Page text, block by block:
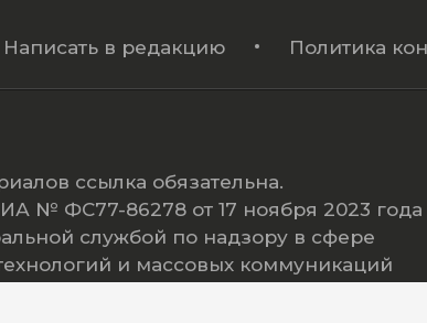
Написать в редакцию Политика
ссылка обязательна.
№ ФС77-86278 от 17 ноября 2023 года
службой по надзору в сфере
и массовых коммуникаций